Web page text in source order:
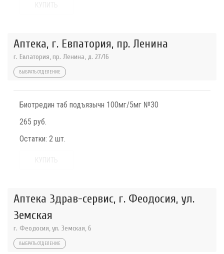
Аптека, г. Евпатория, пр. Ленина
г. Евпатория, пр. Ленина, д. 27/16
ВЫБРАТЬ ОТДЕЛЕНИЕ
Биотредин таб подъязычн 100мг/5мг №30
265 руб.
Остатки: 2 шт.
Аптека Здрав-сервис, г. Феодосия, ул.
Земская
г. Феодосия, ул. Земская, 6
ВЫБРАТЬ ОТДЕЛЕНИЕ